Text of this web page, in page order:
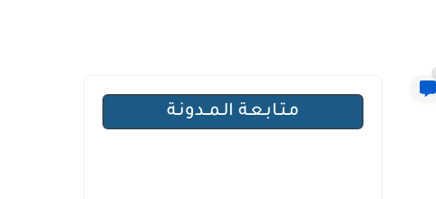
مـتـابـعـة الـمــدونـة